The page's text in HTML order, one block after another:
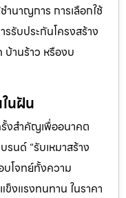
นาญการ การเลือกใช้
รับประกันโครงสร้าง
านร้าว หรืองบ
นฝัน
งสำคัญเพื่ออนาคต
นด์ “รับเหมาสร้าง
โจทย์ทั้งความ
งแรงทนทาน ในราคา